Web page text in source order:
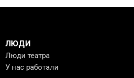
ЛЮДИ
Люди театра
У нас работали